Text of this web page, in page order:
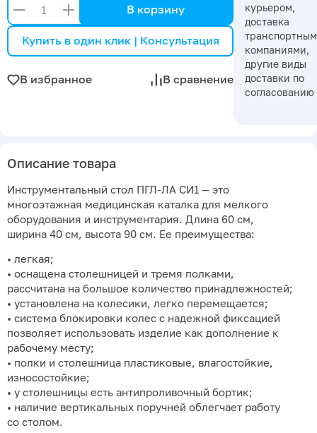
В корзину
Купить в один клик | Консультация
В избранное В сравнение
курьером,
доставка
компаниями,
другие виды
доставки по
согласованию
Описание товара
Инструментальный стол ПГЛ-ЛА СИ1 — это
многоэтажная медицинская каталка для мелкого
оборудования и инструментария. Длина 60 см,
ширина 40 см, высота 90 см. Ее преимущества:
• легкая;
• оснащена столешницей и тремя полками,
рассчитана на большое количество принадлежностей;
• установлена на колесики, легко перемещается;
• система блокировки колес с надежной фиксацией
позволяет использовать изделие как дополнение к
рабочему месту;
• полки и столешница пластиковые, влагостойкие,
износостойкие;
• у столешницы есть антипроливочный бортик;
• наличие вертикальных поручней облегчает работу
со столом.